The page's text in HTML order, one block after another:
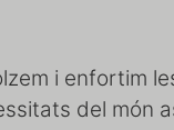
i enfortim
del món